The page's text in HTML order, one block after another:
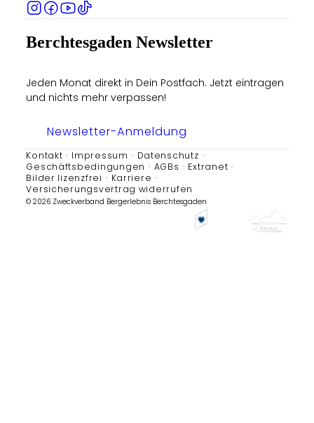
Berchtesgaden Newsletter
Jeden Monat direkt in Dein Postfach. Jetzt eintragen
und nichts mehr verpassen!
Newsletter-Anmeldung
Kontakt Impressum
Datenschutz
Geschäftsbedingungen
AGBs
Extranet
Bilder lizenzfrei
Karriere
Versicherungsvertrag widerrufen
© 2026 Zweckverband Bergerlebnis Berchtesgaden